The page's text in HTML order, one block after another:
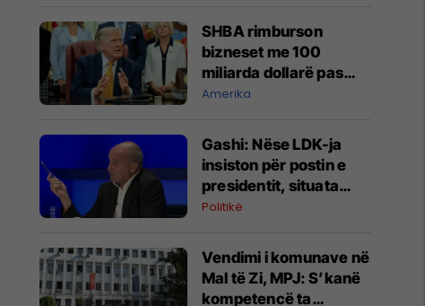
SHBA rimburson
bizneset me 100
miliarda dollarë pas
anulimit të tarifave të
Amerika
Gashi: Nëse LDK-ja
insiston për postin e
presidentit, situata
komplikohet - pres që
Politikë
Vendimi i komunave në
Mal të Zi, MPJ: S’kanë
kompetencë ta